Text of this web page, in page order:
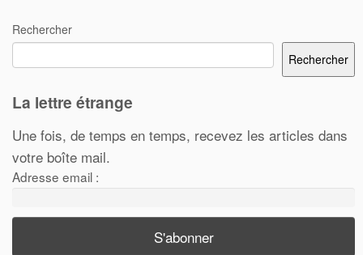
Rechercher
Rechercher
La lettre étrange
Une fois, de temps en temps, recevez les articles dans
votre boîte mail.
Adresse email :